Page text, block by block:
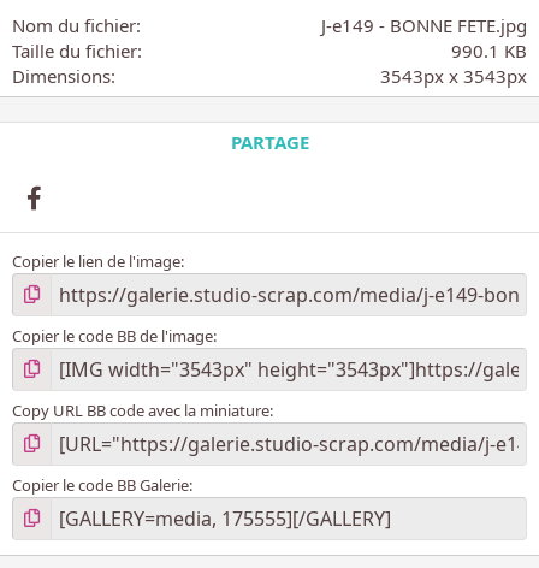
l
e
s
Nom du fichier
J-e149 - BONNE FETE.jpg
Taille du fichier
990.1 KB
Dimensions
3543px x 3543px
PARTAGE
Copier le lien de l'image
Copier le code BB de l'image
Copy URL BB code avec la miniature
Copier le code BB Galerie